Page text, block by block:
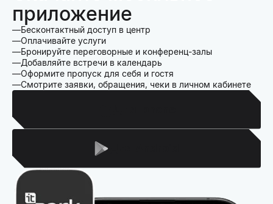
приложение
Бесконтактный доступ в центр
Оплачивайте услуги
Бронируйте переговорные и конференц-залы
Добавляйте встречи в календарь
Оформите пропуск для себя и гостя
Смотрите заявки, обращения, чеки в личном кабинете